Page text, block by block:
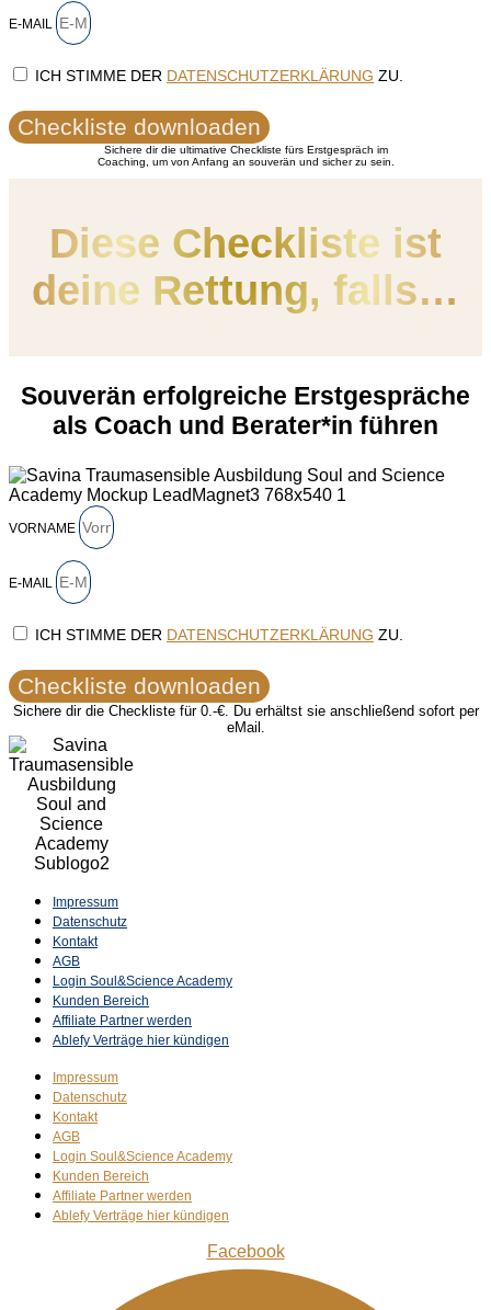
E-MAIL
ICH STIMME DER DATENSCHUTZERKLÄRUNG ZU.
Checkliste downloaden
Sichere dir die ultimative Checkliste fürs Erstgespräch im
Coaching, um von Anfang an souverän und sicher zu sein.
Diese Checkliste ist
deine Rettung, falls…
Souverän erfolgreiche Erstgespräche
als Coach und Berater*in führen
VORNAME
E-MAIL
ICH STIMME DER DATENSCHUTZERKLÄRUNG ZU.
Checkliste downloaden
Sichere dir die Checkliste für 0.-€. Du erhältst sie anschließend sofort per
eMail.
Impressum
Datenschutz
Kontakt
AGB
Login Soul&Science Academy
Kunden Bereich
Affiliate Partner werden
Ablefy Verträge hier kündigen
Impressum
Datenschutz
Kontakt
AGB
Login Soul&Science Academy
Kunden Bereich
Affiliate Partner werden
Ablefy Verträge hier kündigen
Facebook